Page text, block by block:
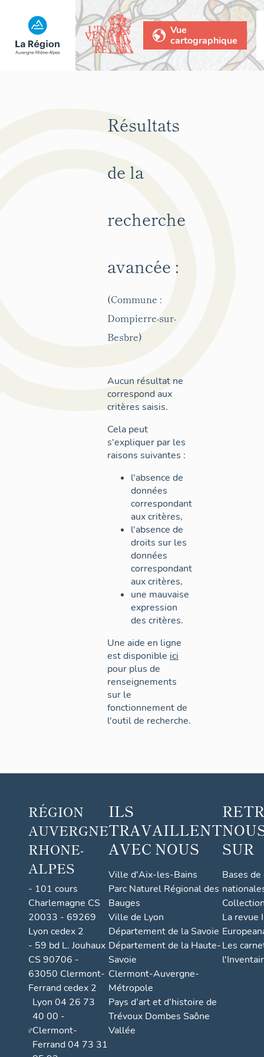
Vue
cartographique
Résultats
de la
recherche
avancée :
(Commune :
Dompierre-sur-
Besbre)
Aucun résultat ne
correspond aux
critères saisis.
Cela peut
s'expliquer par les
raisons suivantes :
l'absence de
données
correspondant
aux critères,
l'absence de
droits sur les
données
correspondant
aux critères,
une mauvaise
expression
des critères.
Une aide en ligne
est disponible ici
pour plus de
renseignements
sur le
fonctionnement de
l'outil de recherche.
RÉGION
AUVERGNE
RHONE-
ALPES
- 101 cours
Charlemagne CS
20033 - 69269
Lyon cedex 2
- 59 bd L. Jouhaux
CS 90706 -
63050 Clermont-
Ferrand cedex 2
Lyon 04 26 73
40 00 -
Clermont-
Ferrand 04 73 31
ILS
TRAVAILLENT
AVEC NOUS
Ville d'Aix-les-Bains
Parc Naturel Régional des
Bauges
Ville de Lyon
Département de la Savoie
Département de la Haute-
Savoie
Clermont-Auvergne-
Métropole
Pays d’art et d’histoire de
Trévoux Dombes Saône
Vallée
SUR
Bases
La revue
Les